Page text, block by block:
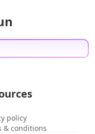
policy
& conditions